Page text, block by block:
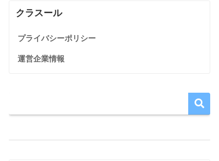
クラスール
プライバシーポリシー
運営企業情報